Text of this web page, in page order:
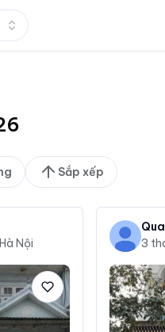
Nhấn để mở danh
Sắp xếp
Nội
3